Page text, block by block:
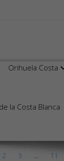
Orihuela Costa
la Costa Blanca
2 3 ... 11